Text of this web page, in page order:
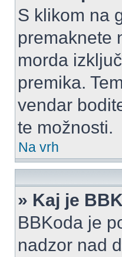
S klikom na
premaknete
morda
premika.
vendar
te možnosti.
Na vrh
» Kaj je
BBKoda je
nadzor nad